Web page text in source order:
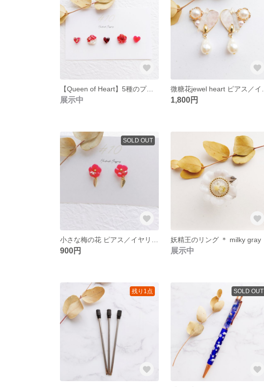
【Queen of Heart】5種のプチ・ガトー ピアス
展示中 1,800円
SOLD OUT
900円
妖精王のリング ＊ milky gray
展示中
残り1点 SOLD OUT